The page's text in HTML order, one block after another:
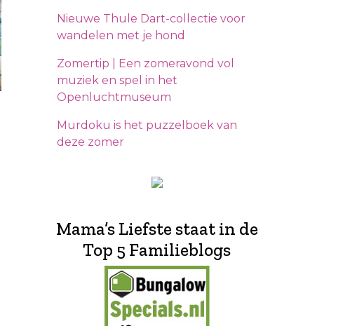
Nieuwe Thule Dart-collectie voor
wandelen met je hond
Zomertip | Een zomeravond vol
muziek en spel in het
Openluchtmuseum
Murdoku is het puzzelboek van
deze zomer
Mama’s Liefste staat in de
Top 5 Familieblogs